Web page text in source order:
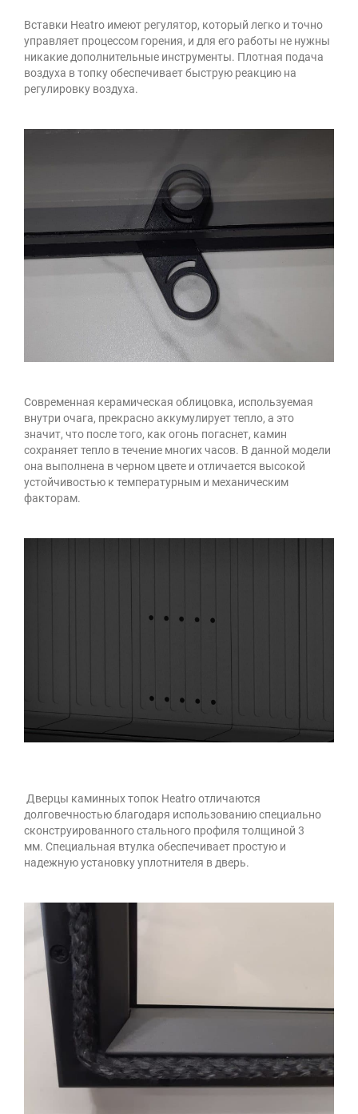
Вставки Heatro имеют регулятор, который легко и точно
управляет процессом горения, и для его работы не нужны
никакие дополнительные инструменты. Плотная подача
воздуха в топку обеспечивает быструю реакцию на
регулировку воздуха.
Современная керамическая облицовка, используемая
внутри очага, прекрасно аккумулирует тепло, а это
значит, что после того, как огонь погаснет, камин
сохраняет тепло в течение многих часов. В данной модели
она выполнена в черном цвете и отличается высокой
устойчивостью к температурным и механическим
факторам.
Дверцы каминных топок Heatro отличаются
долговечностью благодаря использованию специально
сконструированного стального профиля толщиной 3
мм. Специальная втулка обеспечивает простую и
надежную установку уплотнителя в дверь.